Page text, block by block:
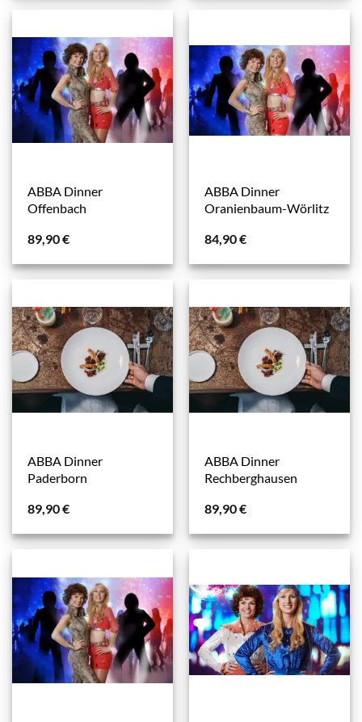
ABBA Dinner
Offenbach
89,90€
ABBA Dinner
Oranienbaum-Wörlitz
84,90€
ABBA Dinner
Paderborn
89,90€
ABBA Dinner
Rechberghausen
89,90€